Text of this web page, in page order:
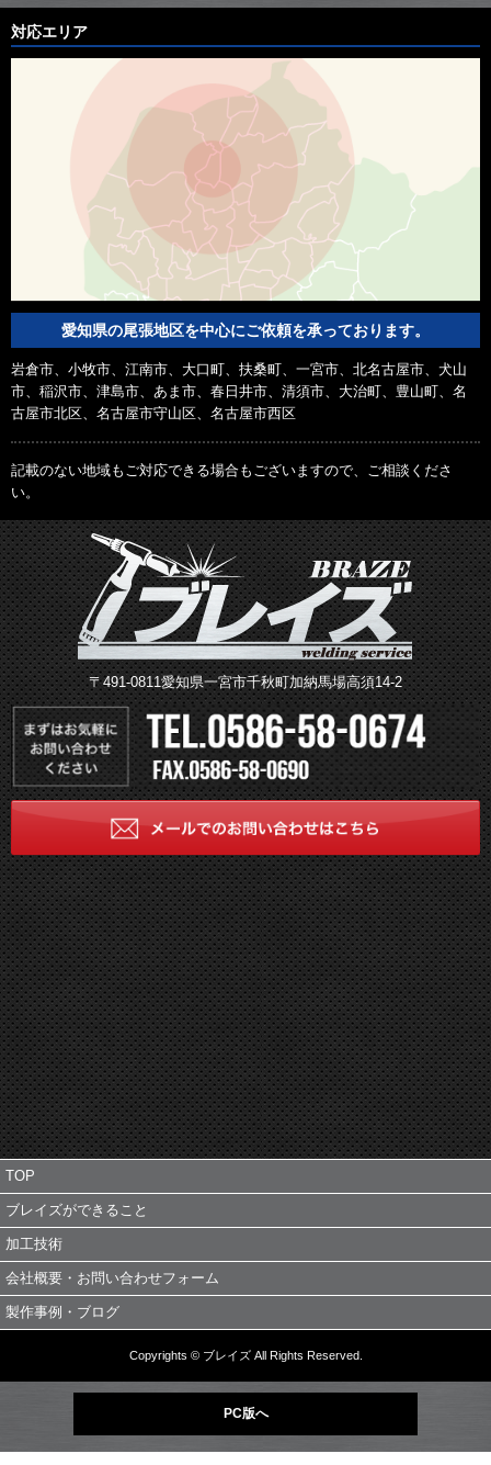
対応エリア
愛知県の尾張地区を中心にご依頼を承っております。
岩倉市、小牧市、江南市、大口町、扶桑町、一宮市、北名古屋市、犬山
市、稲沢市、津島市、あま市、春日井市、清須市、大治町、豊山町、名
古屋市北区、名古屋市守山区、名古屋市西区
記載のない地域もご対応できる場合もございますので、ご相談くださ
い。
〒491-0811愛知県一宮市千秋町加納馬場高須14-2
TOP
ブレイズができること
加工技術
会社概要・お問い合わせフォーム
製作事例・ブログ
Copyrights © ブレイズ All Rights Reserved.
PC版へ